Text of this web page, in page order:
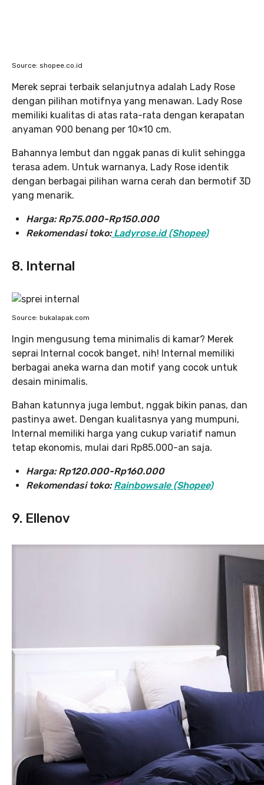
Source: shopee.co.id
Merek seprai terbaik selanjutnya adalah Lady Rose
dengan pilihan motifnya yang menawan. Lady Rose
memiliki kualitas di atas rata-rata dengan kerapatan
anyaman 900 benang per 10×10 cm.
Bahannya lembut dan nggak panas di kulit sehingga
terasa adem. Untuk warnanya, Lady Rose identik
dengan berbagai pilihan warna cerah dan bermotif 3D
yang menarik.
Harga: Rp75.000-Rp150.000
Rekomendasi toko:Ladyrose.id (Shopee)
8. Internal
Source: bukalapak.com
Ingin mengusung tema minimalis di kamar? Merek
seprai Internal cocok banget, nih! Internal memiliki
berbagai aneka warna dan motif yang cocok untuk
desain minimalis.
Bahan katunnya juga lembut, nggak bikin panas, dan
pastinya awet. Dengan kualitasnya yang mumpuni,
Internal memiliki harga yang cukup variatif namun
tetap ekonomis, mulai dari Rp85.000-an saja.
Harga: Rp120.000-Rp160.000
Rekomendasi toko: Rainbowsale (Shopee)
9. Ellenov